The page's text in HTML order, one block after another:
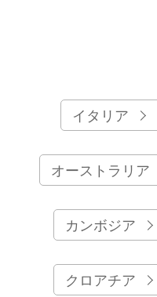
イタリア
オーストラリア
カンボジア
クロアチア